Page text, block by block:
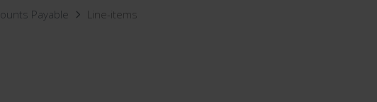
Payable Line-items